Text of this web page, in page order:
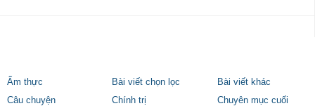
Ẩm thực Bài viết chọn lọc
Bài viết khác
Câu chuyện
Chính trị
Chuyên mục cuối